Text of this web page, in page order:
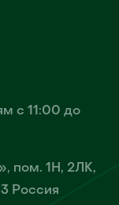
с 11:00 до
пом. 1Н, 2ЛК,
Россия